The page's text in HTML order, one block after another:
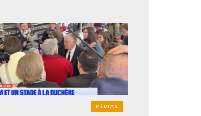
MÉDIAS